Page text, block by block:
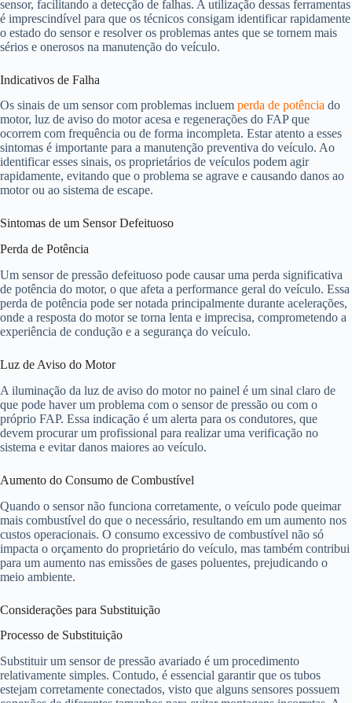
sensor, facilitando a detecção de falhas. A utilização dessas ferramentas
é imprescindível para que os técnicos consigam identificar rapidamente
o estado do sensor e resolver os problemas antes que se tornem mais
sérios e onerosos na manutenção do veículo.
Indicativos de Falha
Os sinais de um sensor com problemas incluem perda de potência do
motor, luz de aviso do motor acesa e regenerações do FAP que
ocorrem com frequência ou de forma incompleta. Estar atento a esses
sintomas é importante para a manutenção preventiva do veículo. Ao
identificar esses sinais, os proprietários de veículos podem agir
rapidamente, evitando que o problema se agrave e causando danos ao
motor ou ao sistema de escape.
Sintomas de um Sensor Defeituoso
Perda de Potência
Um sensor de pressão defeituoso pode causar uma perda significativa
de potência do motor, o que afeta a performance geral do veículo. Essa
perda de potência pode ser notada principalmente durante acelerações,
onde a resposta do motor se torna lenta e imprecisa, comprometendo a
experiência de condução e a segurança do veículo.
Luz de Aviso do Motor
A iluminação da luz de aviso do motor no painel é um sinal claro de
que pode haver um problema com o sensor de pressão ou com o
próprio FAP. Essa indicação é um alerta para os condutores, que
devem procurar um profissional para realizar uma verificação no
sistema e evitar danos maiores ao veículo.
Aumento do Consumo de Combustível
Quando o sensor não funciona corretamente, o veículo pode queimar
mais combustível do que o necessário, resultando em um aumento nos
custos operacionais. O consumo excessivo de combustível não só
impacta o orçamento do proprietário do veículo, mas também contribui
para um aumento nas emissões de gases poluentes, prejudicando o
meio ambiente.
Considerações para Substituição
Processo de Substituição
Substituir um sensor de pressão avariado é um procedimento
relativamente simples. Contudo, é essencial garantir que os tubos
estejam corretamente conectados, visto que alguns sensores possuem